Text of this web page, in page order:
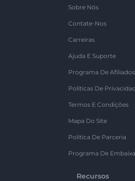
Sobre Nós
Contate-Nos
Carreiras
Ajuda E Suporte
Programa De Afiliados
Políticas De
Termos E Condições
Mapa Do Site
Política De Parceria
Programa De
Recursos